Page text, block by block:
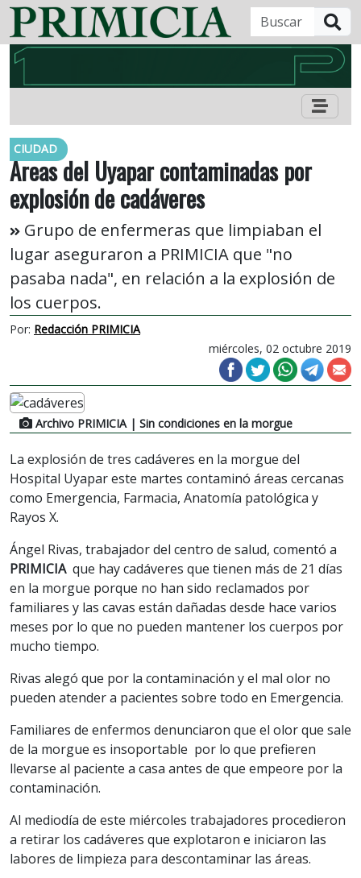
CIUDAD
Áreas del Uyapar contaminadas por
explosión de cadáveres
Grupo de enfermeras que limpiaban el
lugar aseguraron a PRIMICIA que "no
pasaba nada", en relación a la explosión de
los cuerpos.
Por: Redacción PRIMICIA
miércoles, 02 octubre 2019
Archivo PRIMICIA| Sin condiciones en la morgue
La explosión de tres cadáveres en la morgue del
Hospital Uyapar este martes contaminó áreas cercanas
como Emergencia, Farmacia, Anatomía patológica y
Rayos X.
Ángel Rivas, trabajador del centro de salud, comentó a
PRIMICIAque hay cadáveres que tienen más de 21 días
en la morgue porque no han sido reclamados por
familiares y las cavas están dañadas desde hace varios
meses por lo que no pueden mantener los cuerpos por
mucho tiempo.
Rivas alegó que por la contaminación y el mal olor no
pueden atender a pacientes sobre todo en Emergencia.
Familiares de enfermos denunciaron que el olor que sale
de la morgue es insoportable por lo que prefieren
llevarse al paciente a casa antes de que empeore por la
contaminación.
Al mediodía de este miércoles trabajadores procedieron
a retirar los cadáveres que explotaron e iniciaron las
labores de limpieza para descontaminar las áreas.